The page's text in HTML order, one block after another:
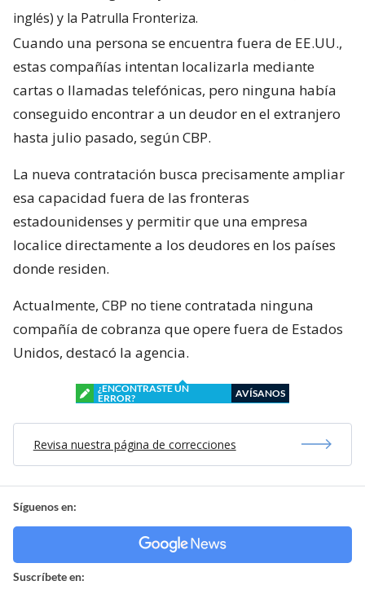
inglés) y la Patrulla Fronteriza.
Cuando una persona se encuentra fuera de EE.UU.,
estas compañías intentan localizarla mediante
cartas o llamadas telefónicas, pero ninguna había
conseguido encontrar a un deudor en el extranjero
hasta julio pasado, según CBP.
La nueva contratación busca precisamente ampliar
esa capacidad fuera de las fronteras
estadounidenses y permitir que una empresa
localice directamente a los deudores en los países
donde residen.
Actualmente, CBP no tiene contratada ninguna
compañía de cobranza que opere fuera de Estados
Unidos, destacó la agencia.
¿ENCONTRASTE UN
ERROR?
AVÍSANOS
Revisa nuestra página de correcciones
Síguenos en:
Suscríbete en: